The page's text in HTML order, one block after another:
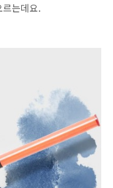
는데요.